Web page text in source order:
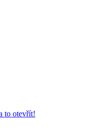
to otevřít!